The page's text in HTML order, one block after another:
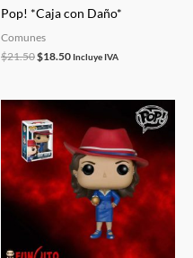
Pop! *Caja con Daño*
Comunes
$21.50$18.50 Incluye IVA
El
precio
original
era:
$30.00.
precio
actual
es:
$24.00.